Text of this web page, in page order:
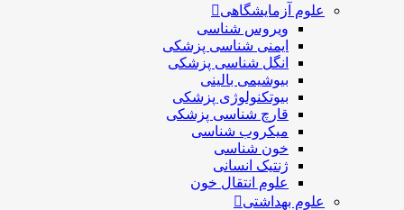
علوم آزمایشگاهی
ویروس شناسی
ایمنی شناسی پزشكی
انگل شناسی پزشکی
بیوشیمی بالینی
بیوتکنولوژی پزشکی
قارچ شناسی پزشکی
ميكروب شناسی
خون شناسی
ژنتیک انسانی
علوم انتقال خون
علوم بهداشتی